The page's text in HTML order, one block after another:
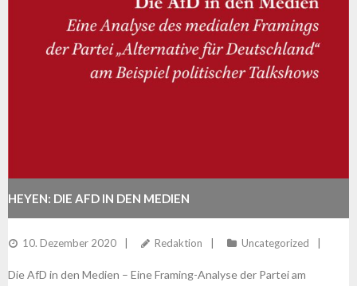
HEYEN: DIE AFD IN DEN MEDIEN
10. Dezember 2020 Redaktion Uncategorized
Die AfD in den Medien – Eine Framing-Analyse der Partei am